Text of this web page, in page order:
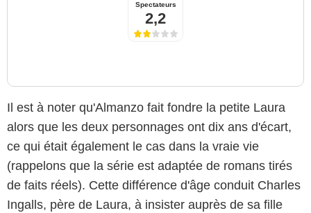
Spectateurs
2,2
Il est à noter qu'Almanzo fait fondre la petite Laura
alors que les deux personnages ont dix ans d'écart,
ce qui était également le cas dans la vraie vie
(rappelons que la série est adaptée de romans tirés
de faits réels). Cette différence d'âge conduit Charles
Ingalls, père de Laura, à insister auprès de sa fille